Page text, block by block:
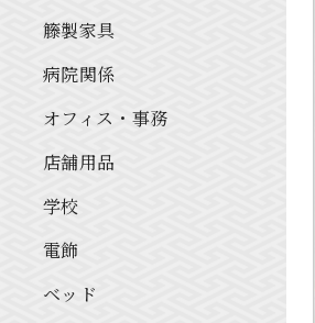
籐製家具
病院関係
オフィス・事務
店舗用品
学校
電飾
ベッド